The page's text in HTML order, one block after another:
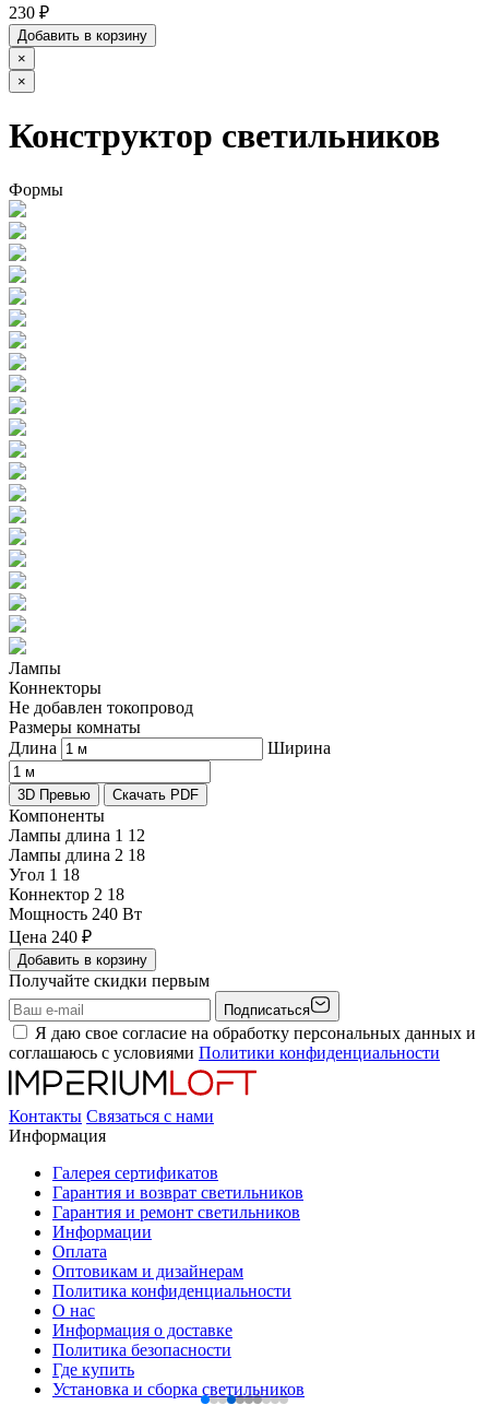
230 ₽
Добавить в корзину
×
×
Конструктор светильников
Формы
Лампы
Коннекторы
Не добавлен токопровод
Размеры комнаты
Длина
Ширина
3D Превью Скачать PDF
Компоненты
Лампы длина 1 12
Лампы длина 2 18
Угол 1 18
Коннектор 2 18
Мощность 240 Вт
Цена 240 ₽
Добавить в корзину
Получайте скидки первым
Подписаться
Я даю свое согласие на обработку персональных данных и
соглашаюсь с условиями Политики конфиденциальности
Контакты Связаться с нами
Информация
Галерея сертификатов
Гарантия и возврат светильников
Гарантия и ремонт светильников
Информации
Оплата
Оптовикам и дизайнерам
Политика конфиденциальности
О нас
Информация о доставке
Политика безопасности
Где купить
Установка и сборка светильников